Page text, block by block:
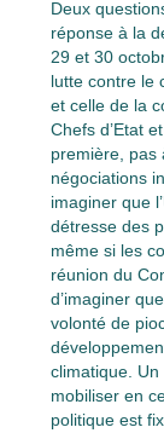
Deux
réponse à la
29 et 30
lutte contre le
et celle de la
Chefs d’Etat
première, pas
négociations
imaginer que
détresse des
même si les
réunion du
d’imaginer
volonté de
climatique.
mobiliser en
politique est